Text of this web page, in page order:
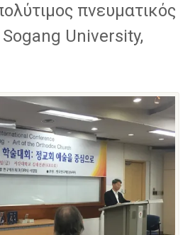
πνευματικός
University,